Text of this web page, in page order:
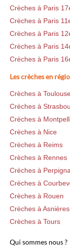
Crèches à Paris
Crèches à Paris
Crèches à Paris
Crèches à Paris
Crèches à Paris
Les crèches en
Crèches à
Crèches à
Crèches à
Crèches à Nice
Crèches à Reims
Crèches à Rennes
Crèches à
Crèches à
Crèches à Rouen
Crèches à
Crèches à Tours
Qui sommes nous ?